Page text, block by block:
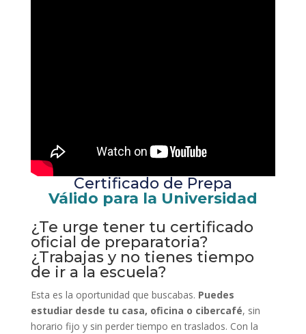
Certificado de Prepa
Válido para la Universidad
¿Te urge tener tu certificado
oficial de preparatoria?
¿Trabajas y no tienes tiempo
de ir a la escuela?
Esta es la oportunidad que buscabas. Puedes
estudiar desde tu casa, oficina o cibercafé, sin
horario fijo y sin perder tiempo en traslados. Con la